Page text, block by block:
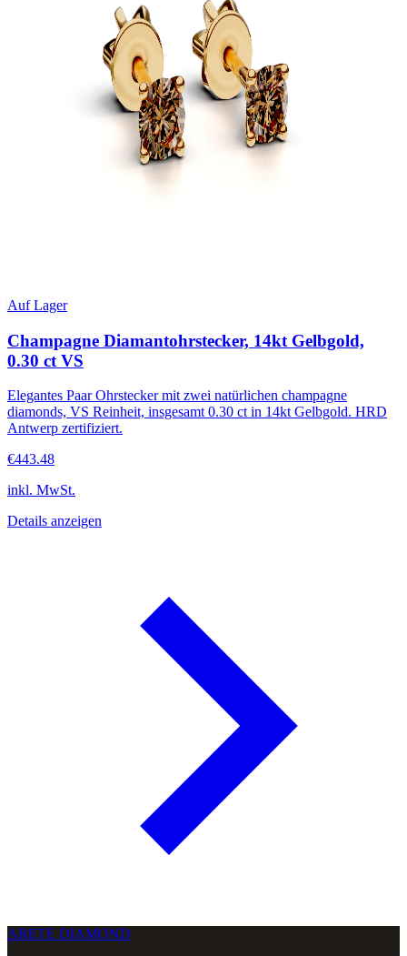
Auf Lager
Champagne Diamantohrstecker, 14kt Gelbgold,
0.30 ct VS
Elegantes Paar Ohrstecker mit zwei natürlichen champagne
diamonds, VS Reinheit, insgesamt 0.30 ct in 14kt Gelbgold. HRD
Antwerp zertifiziert.
€443.48
inkl. MwSt.
Details anzeigen
ARETE DIAMOND